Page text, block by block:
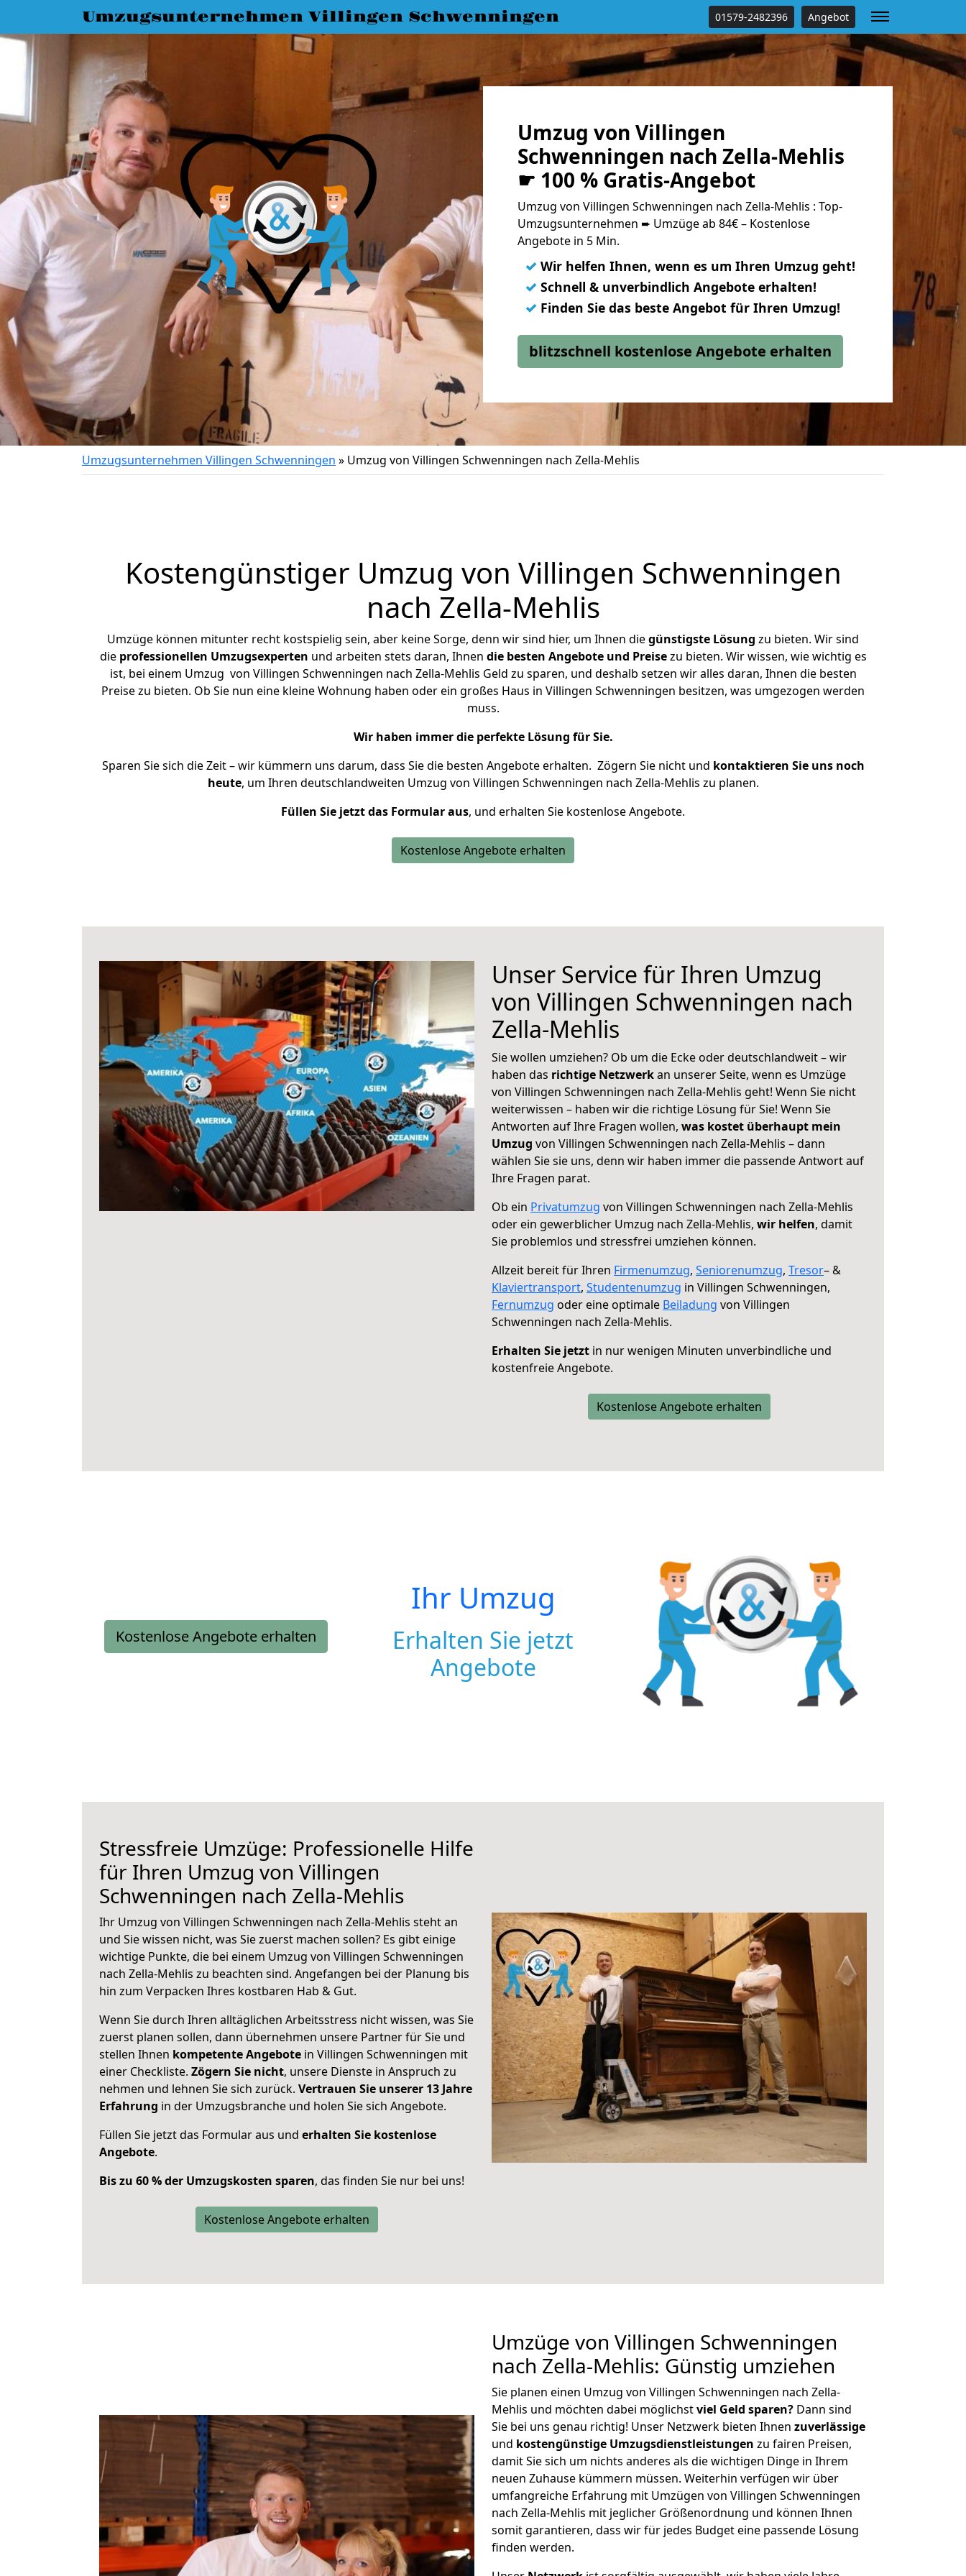
Umzugsunternehmen Villingen Schwenningen 01579-2482396 Angebot
Umzug von Villingen
Schwenningen nach Zella-Mehlis
☛ 100 % Gratis-Angebot
Umzug von Villingen Schwenningen nach Zella-Mehlis : Top-
Umzugsunternehmen ➨ Umzüge ab 84€ – Kostenlose
Angebote in 5 Min.
✓ Wir helfen Ihnen, wenn es um Ihren Umzug geht!
✓ Schnell & unverbindlich Angebote erhalten!
✓ Finden Sie das beste Angebot für Ihren Umzug!
blitzschnell kostenlose Angebote erhalten
Umzugsunternehmen Villingen Schwenningen » Umzug von Villingen Schwenningen nach Zella-Mehlis
Kostengünstiger Umzug von Villingen Schwenningen
nach Zella-Mehlis
Umzüge können mitunter recht kostspielig sein, aber keine Sorge, denn wir sind hier, um Ihnen diegünstigste Lösung zu bieten. Wir sind
die professionellen Umzugsexperten und arbeiten stets daran, Ihnen die besten Angebote und Preisezu bieten. Wir wissen, wie wichtig es
ist, bei einem Umzug von Villingen Schwenningen nach Zella-Mehlis Geld zu sparen, und deshalb setzen wir alles daran, Ihnen die besten
Preise zu bieten. Ob Sie nun eine kleine Wohnung haben oder ein großes Haus in Villingen Schwenningen besitzen, was umgezogen werden
muss.
Wir haben immer die perfekte Lösung für Sie.
Sparen Sie sich die Zeit – wir kümmern uns darum, dass Sie die besten Angebote erhalten. Zögern Sie nicht und kontaktieren Sie uns noch
heute, um Ihren deutschlandweiten Umzug von Villingen Schwenningen nach Zella-Mehlis zu planen.
Füllen Sie jetzt das Formular aus, und erhalten Sie kostenlose Angebote.
Kostenlose Angebote erhalten
Unser Service für Ihren Umzug
von Villingen Schwenningen nach
Zella-Mehlis
Sie wollen umziehen? Ob um die Ecke oder deutschlandweit – wir
haben das richtige Netzwerkan unserer Seite, wenn es Umzüge
von Villingen Schwenningen nach Zella-Mehlis geht! Wenn Sie nicht
weiterwissen – haben wir die richtige Lösung für Sie! Wenn Sie
Antworten auf Ihre Fragen wollen, was kostet überhaupt mein
Umzug von Villingen Schwenningen nach Zella-Mehlis – dann
wählen Sie sie uns, denn wir haben immer die passende Antwort auf
Ihre Fragen parat.
Ob ein Privatumzug von Villingen Schwenningen nach Zella-Mehlis
oder ein gewerblicher Umzug nach Zella-Mehlis, wir helfen, damit
Sie problemlos und stressfrei umziehen können.
Allzeit bereit für Ihren Firmenumzug, Seniorenumzug, Tresor– &
Klaviertransport, Studentenumzug in Villingen Schwenningen,
Fernumzug oder eine optimale Beiladung von Villingen
Schwenningen nach Zella-Mehlis.
Erhalten Sie jetzt in nur wenigen Minuten unverbindliche und
kostenfreie Angebote.
Kostenlose Angebote erhalten
Kostenlose Angebote erhalten
Ihr Umzug
Erhalten Sie jetzt
Angebote
Stressfreie Umzüge: Professionelle Hilfe
für Ihren Umzug von Villingen
Schwenningen nach Zella-Mehlis
Ihr Umzug von Villingen Schwenningen nach Zella-Mehlis steht an
und Sie wissen nicht, was Sie zuerst machen sollen? Es gibt einige
wichtige Punkte, die bei einem Umzug von Villingen Schwenningen
nach Zella-Mehlis zu beachten sind. Angefangen bei der Planung bis
hin zum Verpacken Ihres kostbaren Hab & Gut.
Wenn Sie durch Ihren alltäglichen Arbeitsstress nicht wissen, was Sie
zuerst planen sollen, dann übernehmen unsere Partner für Sie und
stellen Ihnen kompetente Angebote in Villingen Schwenningen mit
einer Checkliste. Zögern Sie nicht, unsere Dienste in Anspruch zu
nehmen und lehnen Sie sich zurück. Vertrauen Sie unserer 13 Jahre
Erfahrung in der Umzugsbranche und holen Sie sich Angebote.
Füllen Sie jetzt das Formular aus und erhalten Sie kostenlose
Angebote.
Bis zu 60 % der Umzugskosten sparen, das finden Sie nur bei uns!
Kostenlose Angebote erhalten
Umzüge von Villingen Schwenningen
nach Zella-Mehlis: Günstig umziehen
Sie planen einen Umzug von Villingen Schwenningen nach Zella-
Mehlis und möchten dabei möglichstviel Geld sparen? Dann sind
Sie bei uns genau richtig! Unser Netzwerk bieten Ihnen zuverlässige
und kostengünstige Umzugsdienstleistungen zu fairen Preisen,
damit Sie sich um nichts anderes als die wichtigen Dinge in Ihrem
neuen Zuhause kümmern müssen. Weiterhin verfügen wir über
umfangreiche Erfahrung mit Umzügen von Villingen Schwenningen
nach Zella-Mehlis mit jeglicher Größenordnung und können Ihnen
somit garantieren, dass wir für jedes Budget eine passende Lösung
finden werden.